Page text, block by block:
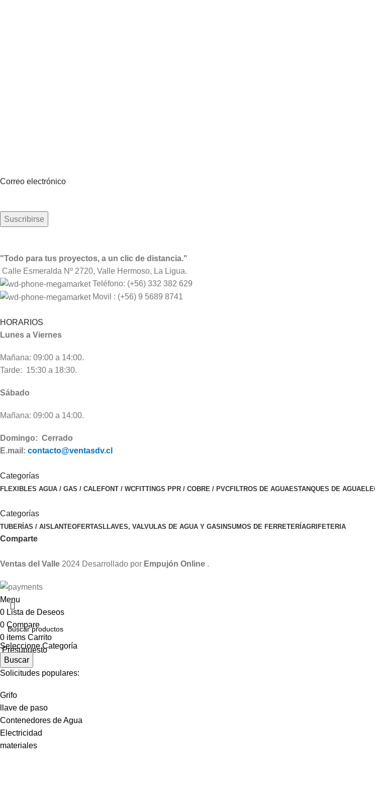
Correo electrónico
"Todo para tus proyectos, a un clic de distancia."
Calle Esmeralda Nº 2720, Valle Hermoso, La Ligua.
Teléfono: (+56) 332 382 629
Movil : (+56) 9 5689 8741
HORARIOS
Lunes a Viernes
Mañana: 09:00 a 14:00.
Tarde: 15:30 a 18:30.
Sábado
Mañana: 09:00 a 14:00.
Domingo: Cerrado
E.mail: contacto@ventasdv.cl
Categorías
FLEXIBLES AGUA / GAS / CALEFONT / WCFITTINGS PPR / COBRE / PVCFILTROS DE AGUAESTANQUES DE AGUA
Categorías
TUBERÍAS / AISLANTEOFERTAS LLAVES, VALVULAS DE AGUA Y GAS INSUMOS DE FERRETERÍAGRIFETERIA
Comparte
Ventas del Valle 2024 Desarrollado por Empujón Online .
Seleccione Categoría
Buscar
Solicitudes populares:
Grifo
llave de paso
Contenedores de Agua
Electricidad
materiales
Menu
0 Lista de Deseos
0 Compare
0 items Carrito
Presupuesto